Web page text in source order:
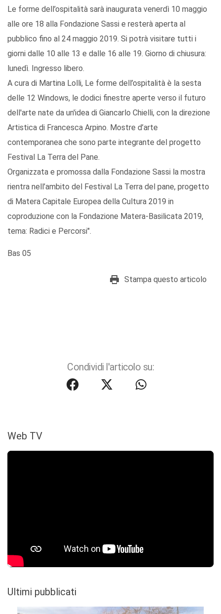
Le forme dell’ospitalità sarà inaugurata venerdì 10 maggio
alle ore 18 alla Fondazione Sassi e resterà aperta al
pubblico fino al 24 maggio 2019. Si potrà visitare tutti i
giorni dalle 10 alle 13 e dalle 16 alle 19. Giorno di chiusura:
lunedì. Ingresso libero.
A cura di Martina Lolli, Le forme dell’ospitalità è la sesta
delle 12 Windows, le dodici finestre aperte verso il futuro
dell'arte nate da un'idea di Giancarlo Chielli, con la direzione
Artistica di Francesca Arpino. Mostre d’arte
contemporanea che sono parte integrante del progetto
Festival La Terra del Pane.
Organizzata e promossa dalla Fondazione Sassi la mostra
rientra nell’ambito del Festival La Terra del pane, progetto
di Matera Capitale Europea della Cultura 2019 in
coproduzione con la Fondazione Matera-Basilicata 2019,
tema: Radici e Percorsi".
Bas 05
Stampa questo articolo
Condividi l'articolo su:
Web TV
Ultimi pubblicati